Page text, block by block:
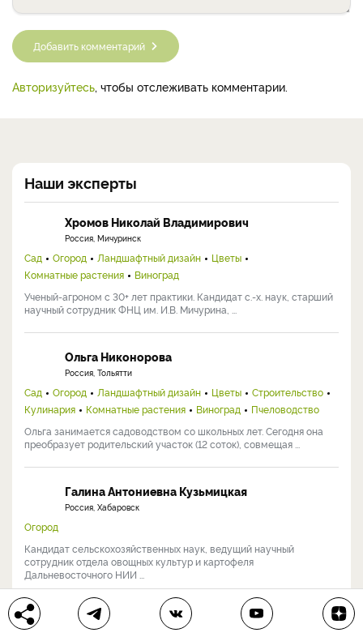
Добавить комментарий
Авторизуйтесь, чтобы отслеживать комментарии.
Наши эксперты
Хромов Николай Владимирович
Россия, Мичуринск
Сад Огород Ландшафтный дизайн
Цветы
Комнатные растения
Виноград
Ученый-агроном с 30+ лет практики. Кандидат с.-х. наук, старший
научный сотрудник ФНЦ им. И.В. Мичурина, ...
Ольга Никонорова
Россия, Тольятти
Сад Огород Ландшафтный дизайн Цветы
Строительство
Кулинария
Комнатные растения Виноград
Пчеловодство
Ольга занимается садоводством со школьных лет. Сегодня она
преобразует родительский участок (12 соток), совмещая ...
Галина Антониевна Кузьмицкая
Россия, Хабаровск
Огород
Кандидат сельскохозяйственных наук, ведущий научный
сотрудник отдела овощных культур и картофеля
Дальневосточного НИИ ...
Светлана Самойлова